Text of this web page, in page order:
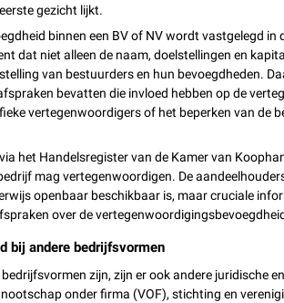
gezicht lijkt.
binnen een BV of NV wordt vastgelegd in
dat niet alleen de naam, doelstellingen en
van bestuurders en hun bevoegdheden.
bevatten die invloed hebben op de
vertegenwoordigers of het beperken van de
het Handelsregister van de Kamer van
mag vertegenwoordigen. De
openbaar beschikbaar is, maar cruciale
over de
bij andere bedrijfsvormen
zijn, zijn er ook andere juridische
onder firma (VOF), stichting en